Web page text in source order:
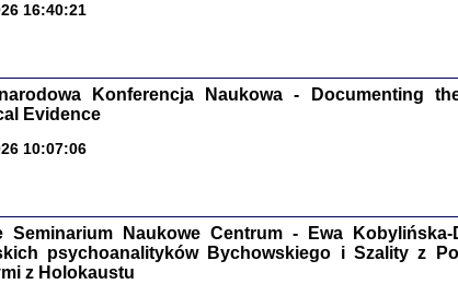
Studia i Materiały
nr 17, R. 2021
NIE WIEMY CO
Dziennik pisany
16:40:21
Konferencja Naukowa - Documenting
Evidence
10:07:06
Seminarium Naukowe Centrum - Ewa
psychoanalityków Bychowskiego i Szality z
z Holokaustu